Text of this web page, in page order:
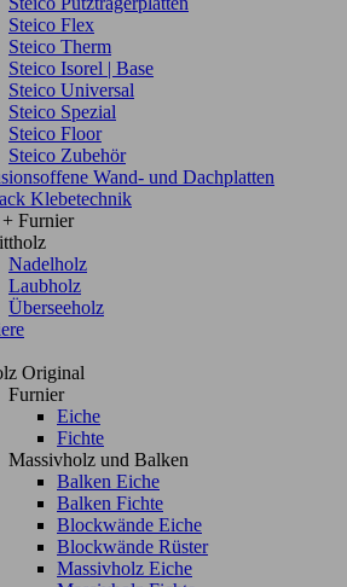
Steico Flex
Steico Therm
Steico Isorel | Base
Steico Universal
Steico Spezial
Steico Floor
Steico Zubehör
Wand- und Dachplatten
Klebetechnik
Furnier
Nadelholz
Laubholz
Überseeholz
Original
Furnier
Eiche
Fichte
Massivholz und Balken
Balken Eiche
Balken Fichte
Blockwände Eiche
Blockwände Rüster
Massivholz Eiche